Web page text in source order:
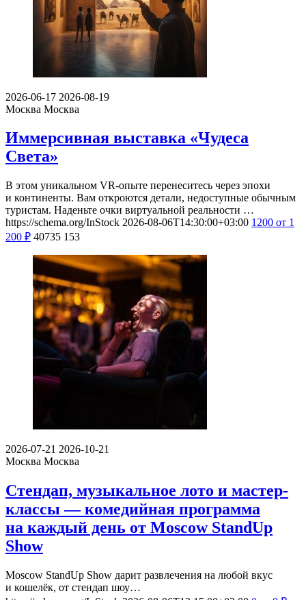
2026-06-17 2026-08-19
Москва Москва
Иммерсивная выставка «Чудеса
Света»
В этом уникальном VR-опыте перенеситесь через эпохи
и континенты. Вам откроются детали, недоступные обычным
туристам. Наденьте очки виртуальной реальности …
https://schema.org/InStock 2026-08-06T14:30:00+03:00 1200 от 1
200 ₽ 40735 153
2026-07-21 2026-10-21
Москва Москва
Стендап, музыкальное лото и мастер-
классы — комедийная программа
на каждый день от Moscow StandUp
Show
Moscow StandUp Show дарит развлечения на любой вкус
и кошелёк, от стендап шоу…